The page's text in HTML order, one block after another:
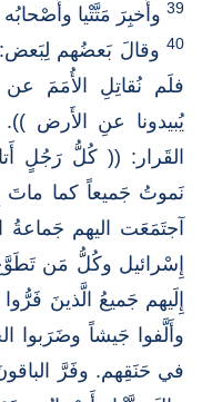
39 وأُخبِرَ مَتَّتْيا
40 وقالَ بَعضُهم لِبَعض:
فلَم نُقاتِلِ الأُمَمَ عن
يُبيدونا عنِ الأَرض
القَرار: (( كُلُّ رَجُلٍ
نَموتُ جَميعاً كما ماتَ
آجتَمَعَت اليهم
إِسْرائيل وكُلُّ مَن
إِلَيهم جَميعُ الَّذينَ
وأَلَّفوا جَيشاً وضَرَبوا
في حَنَقِهم. وفَرَّ